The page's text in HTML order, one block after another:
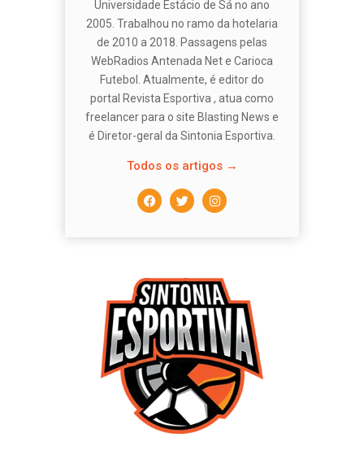
Universidade Estácio de Sá no ano
2005. Trabalhou no ramo da hotelaria
de 2010 a 2018. Passagens pelas
WebRadios Antenada Net e Carioca
Futebol. Atualmente, é editor do
portal Revista Esportiva , atua como
freelancer para o site Blasting News e
é Diretor-geral da Sintonia Esportiva.
Todos os artigos →